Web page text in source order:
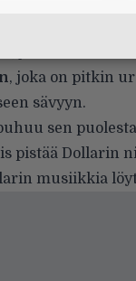
joka erottaa
, joka on pitkin
sävyyn.
sen
pistää Dollarin
musiikkia